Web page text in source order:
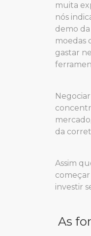
muita
nós
demo
moedas
gastar
da
Assim
começar
investir
As